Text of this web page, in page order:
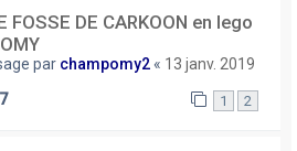
FOSSE DE CARKOON en lego
par champomy2 « 13 janv. 2019
1 2